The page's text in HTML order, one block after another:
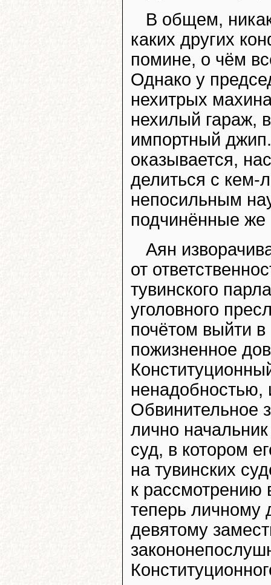
В общем,
каких других
помине, о чём
Однако у
нехитрых
нехилый гараж,
импортный
оказывается,
делиться с кем-
непосильным
подчинённые же
Аян
от
тувинского
уголовного
почётом выйти в
пожизненное
ненадобностью,
Обвинительное
лично
суд, в котором
на тувинских
к рассмотрению
теперь личному
девятому